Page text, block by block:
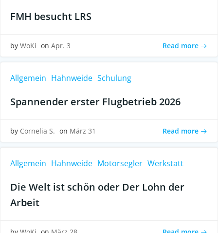
FMH besucht LRS
by WoKi on Apr. 3 Read more
Allgemein Hahnweide Schulung
Spannender erster Flugbetrieb 2026
by Cornelia S. on März 31 Read more
Allgemein Hahnweide Motorsegler Werkstatt
Die Welt ist schön oder Der Lohn der
Arbeit